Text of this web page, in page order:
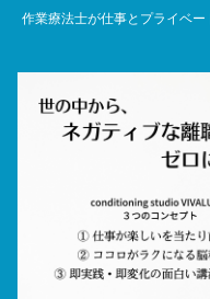
作業療法士が仕事とプライベ